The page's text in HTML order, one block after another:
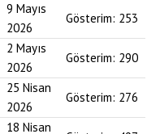
9 Mayıs
2026
Gösterim: 253
2 Mayıs
2026
Gösterim: 290
25 Nisan
2026
Gösterim: 276
18 Nisan